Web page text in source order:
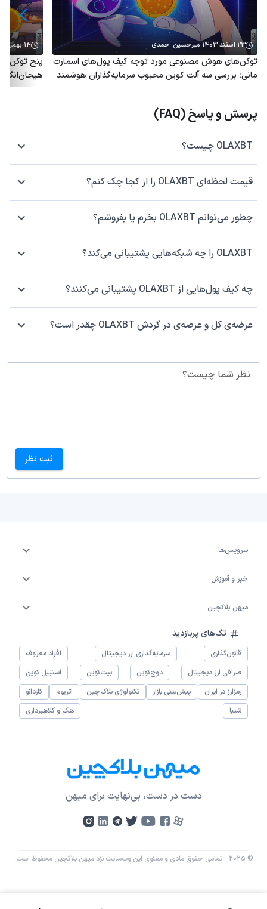
23 اسفند 1403 امیرحسین احمدی
توکن‌های هوش مصنوعی مورد توجه کیف پول‌های اسمارت
مانی؛ بررسی سه آلت کوین محبوب سرمایه‌گذاران هوشمند
14 بهمن 1403
پنج توکن
پرسش و پاسخ (FAQ)
OLAXBT چیست؟
قیمت لحظه‌ای OLAXBT را از کجا چک کنم؟
چطور می‌توانم OLAXBT بخرم یا بفروشم؟
OLAXBT را چه شبکه‌هایی پشتیبانی می‌کند؟
چه کیف پول‌هایی از OLAXBT پشتیبانی می‌کنند؟
عرضه‌ی کل و عرضه‌ی در گردش OLAXBT چقدر است؟
نظر شما چیست؟
ثبت نظر
سرویس‌ها
خبر و آموزش
میهن بلاکچین
تگ‌های پربازدید
قانون‌گذاری سرمایه‌گذاری ارز دیجیتال
افراد معروف
صرافی ارز دیجیتال
دوج‌کوین بیت‌کوین
استیبل کوین
رمزارز در ایران
پیش‌بینی بازار تکنولوژی بلاک‌چین اتریوم
کاردانو
شیبا
هک و کلاهبرداری
دست در دست، بی‌نهایت برای میهن
© 2025 - تمامی حقوق مادی و معنوی این وب‌سایت نزد میهن بلاکچین محفوظ است.